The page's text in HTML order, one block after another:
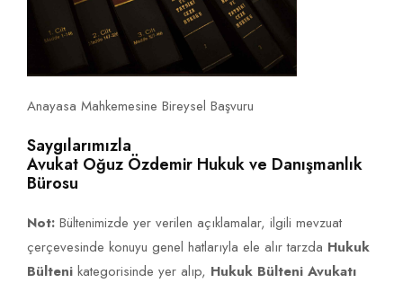
Anayasa Mahkemesine Bireysel Başvuru
Saygılarımızla
Avukat Oğuz Özdemir Hukuk ve Danışmanlık
Bürosu
Not: Bültenimizde yer verilen açıklamalar, ilgili mevzuat
çerçevesinde konuyu genel hatlarıyla ele alır tarzda Hukuk
Bülteni kategorisinde yer alıp, Hukuk Bülteni Avukatı